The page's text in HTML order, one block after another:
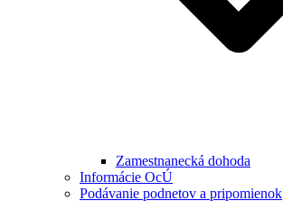
Zamestnanecká dohoda
Informácie OcÚ
Podávanie podnetov a pripomienok